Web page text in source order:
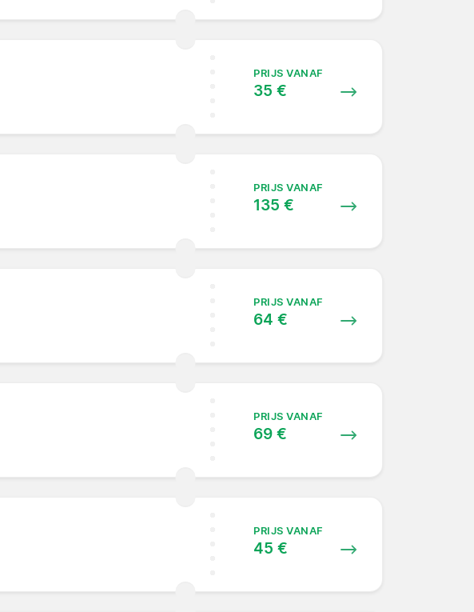
PRIJS VANAF
35 €
PRIJS VANAF
135 €
PRIJS VANAF
64 €
PRIJS VANAF
69 €
PRIJS VANAF
45 €